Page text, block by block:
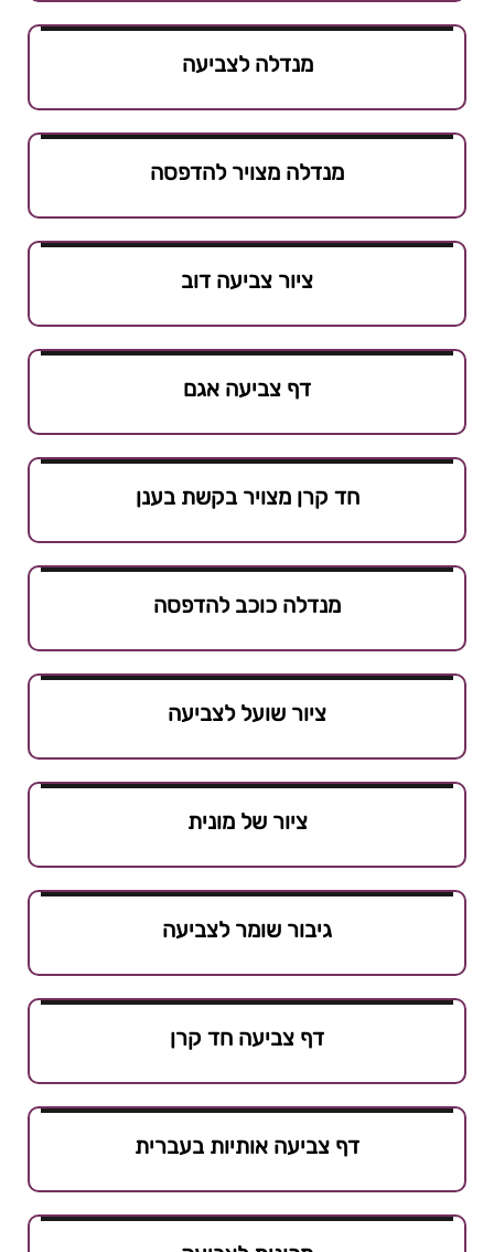
מנדלה לצביעה
מנדלה מצויר להדפסה
ציור צביעה דוב
דף צביעה אגם
חד קרן מצויר בקשת בענן
מנדלה כוכב להדפסה
ציור שועל לצביעה
ציור של מונית
גיבור שומר לצביעה
דף צביעה חד קרן
דף צביעה אותיות בעברית